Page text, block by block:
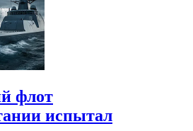
флот
испытал